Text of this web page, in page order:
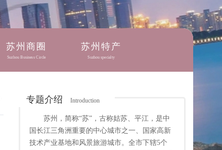
苏州商圈
Suzhou Business Circle
苏州特产
Suzhou specialty
专题介绍 Introduction
苏州，简称“苏”，古称姑苏、平江，是中
国长江三角洲重要的中心城市之一、国家高新
技术产业基地和风景旅游城市。全市下辖5个